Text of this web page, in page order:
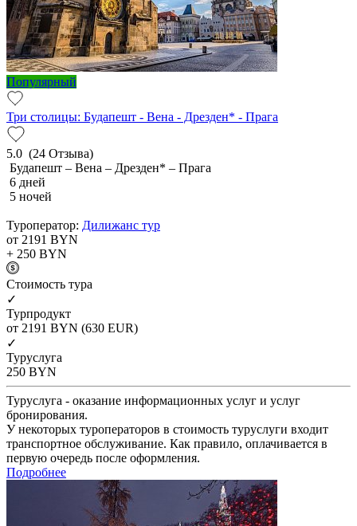
Популярный
Три столицы: Будапешт - Вена - Дрезден* - Прага
5.0 (24 Отзыва)
Будапешт – Вена – Дрезден* – Прага
6 дней
5 ночей
Туроператор: Дилижанс тур
от 2191 BYN
+ 250 BYN
Cтоимость тура
✓
Турпродукт
от 2191 BYN (630 EUR)
✓
Туруслуга
250 BYN
Туруслуга - оказание информационных услуг и услуг
бронирования.
У некоторых туроператоров в стоимость туруслуги входит
транспортное обслуживание. Как правило, оплачивается в
первую очередь после оформления.
Подробнее